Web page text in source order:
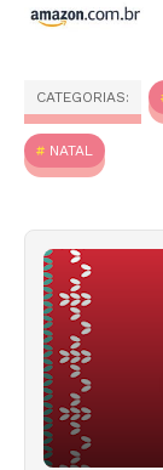
CATEGORIAS:
NATAL